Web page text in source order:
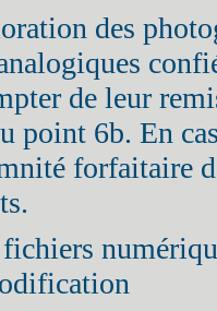
des
de leur
point 6b. En
forfaitaire